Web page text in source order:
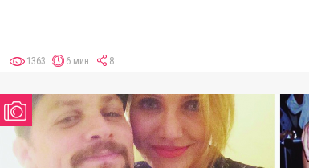
1363 6 мин 8